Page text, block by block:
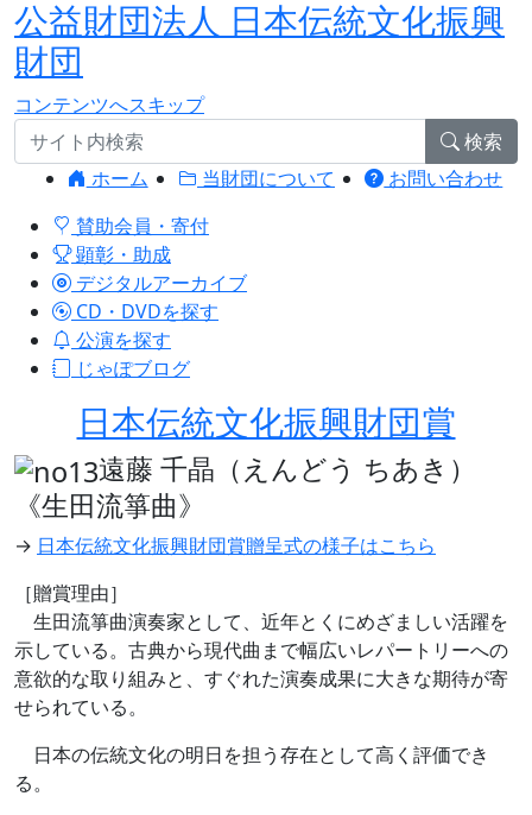
公益財団法人 日本伝統文化振興
財団
コンテンツへスキップ
検索
ホーム
当財団について
お問い合わせ
賛助会員・寄付
顕彰・助成
デジタルアーカイブ
CD・DVDを探す
公演を探す
じゃぽブログ
日本伝統文化振興財団賞
遠藤 千晶（えんどう ちあき）
《生田流箏曲》
→ 日本伝統文化振興財団賞贈呈式の様子はこちら
［贈賞理由］
生田流箏曲演奏家として、近年とくにめざましい活躍を
示している。古典から現代曲まで幅広いレパートリーへの
意欲的な取り組みと、すぐれた演奏成果に大きな期待が寄
せられている。
日本の伝統文化の明日を担う存在として高く評価でき
る。